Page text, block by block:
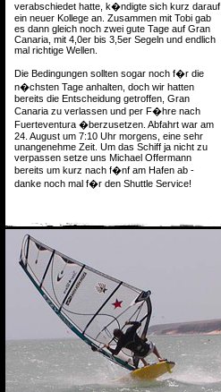
verabschiedet hatte, k�ndigte sich kurz darauf
ein neuer Kollege an. Zusammen mit Tobi gab
es dann gleich noch zwei gute Tage auf Gran
Canaria, mit 4,0er bis 3,5er Segeln und endlich
mal richtige Wellen.
Die Bedingungen sollten sogar noch f�r die
n�chsten Tage anhalten, doch wir hatten
bereits die Entscheidung getroffen, Gran
Canaria zu verlassen und per F�hre nach
Fuerteventura �berzusetzen. Abfahrt war am
24. August um 7:10 Uhr morgens, eine sehr
unangenehme Zeit. Um das Schiff ja nicht zu
verpassen setze uns Michael Offermann
bereits um kurz nach f�nf am Hafen ab -
danke noch mal f�r den Shuttle Service!